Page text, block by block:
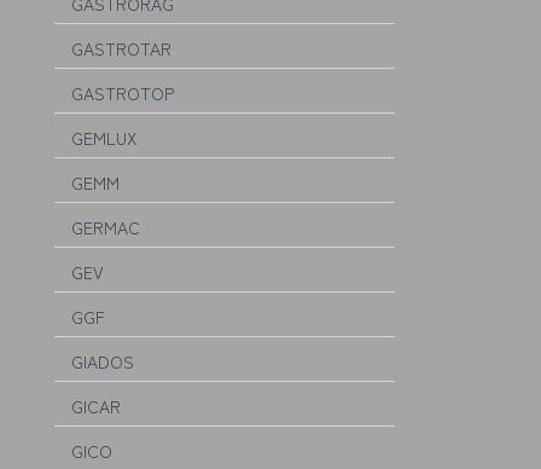
GASTROTAR
GASTROTOP
GEMLUX
GEMM
GERMAC
GEV
GGF
GIADOS
GICAR
GICO